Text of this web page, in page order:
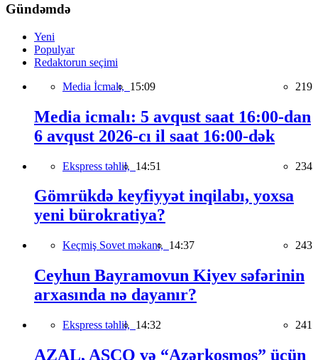
Gündəmdə
Yeni
Populyar
Redaktorun seçimi
Media İcmalı, 15:09 219
Media icmalı: 5 avqust saat 16:00-dan
6 avqust 2026-cı il saat 16:00-dək
Ekspress təhlil, 14:51 234
Gömrükdə keyfiyyət inqilabı, yoxsa
yeni bürokratiya?
Keçmiş Sovet məkanı, 14:37 243
Ceyhun Bayramovun Kiyev səfərinin
arxasında nə dayanır?
Ekspress təhlil, 14:32 241
AZAL, ASCO və “Azərkosmos” üçün